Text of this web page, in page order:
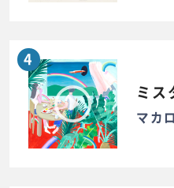
4
ミス
マカ